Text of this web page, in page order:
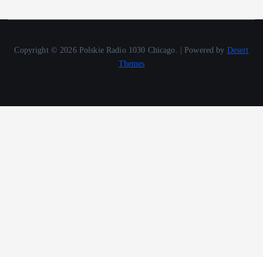
Copyright © 2026 Polskie Radio 1030 Chicago. | Powered by Desert
Themes